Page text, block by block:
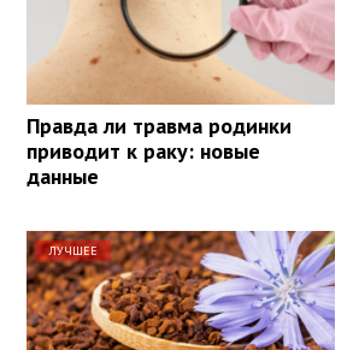
Правда ли травма родинки
приводит к раку: новые
данные
ЛУЧШЕЕ